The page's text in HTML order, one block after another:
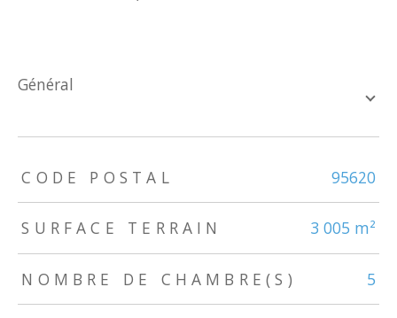
général
TRAD_ZEPHYR_Caracteristique TRAD_ZEPHYR_Valeurs
CODE POSTAL 95620
SURFACE TERRAIN 3 005 m²
NOMBRE DE CHAMBRE(S) 5